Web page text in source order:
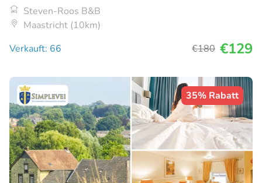
Steven-Roos B&B
Maastricht (10km)
Verkauft: 66
€180 €129
35% Rabatt